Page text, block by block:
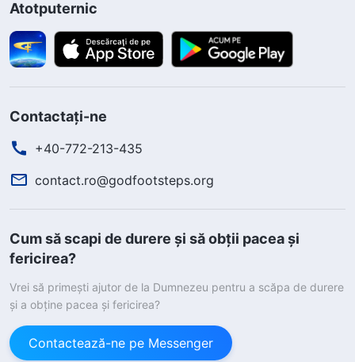
Atotputernic
Contactați-ne
+40-772-213-435
contact.ro@godfootsteps.org
Cum să scapi de durere și să obții pacea și
fericirea?
Vrei să primești ajutor de la Dumnezeu pentru a scăpa de durere
și a obține pacea și fericirea?
Contactează-ne pe Messenger